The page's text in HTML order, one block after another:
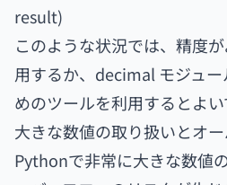
result)
このような状況では、精度
用するか、decimal モジュ
めのツールを利用するとよい
大きな数値の取り扱いとオ
Pythonで非常に大きな数値